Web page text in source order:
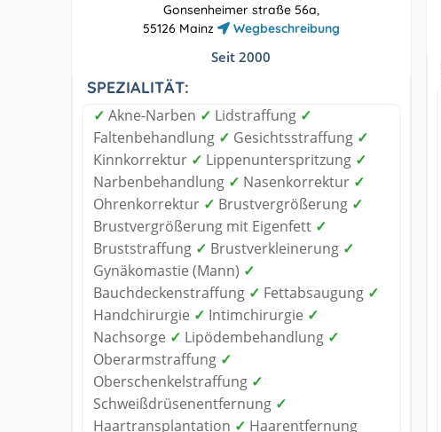
Gonsenheimer straße 56a,
55126 Mainz
Wegbeschreibung
Seit 2000
SPEZIALITÄT:
✓ Akne-Narben ✓ Lidstraffung ✓
Faltenbehandlung ✓ Gesichtsstraffung ✓
Kinnkorrektur ✓ Lippenunterspritzung ✓
Narbenbehandlung ✓ Nasenkorrektur ✓
Ohrenkorrektur ✓ Brustvergrößerung ✓
Brustvergrößerung mit Eigenfett ✓
Bruststraffung ✓ Brustverkleinerung ✓
Gynäkomastie (Mann) ✓
Bauchdeckenstraffung ✓ Fettabsaugung ✓
Handchirurgie ✓ Intimchirurgie ✓
Nachsorge ✓ Lipödembehandlung ✓
Oberarmstraffung ✓
Oberschenkelstraffung ✓
Schweißdrüsenentfernung ✓
Haartransplantation ✓ Haarentfernung